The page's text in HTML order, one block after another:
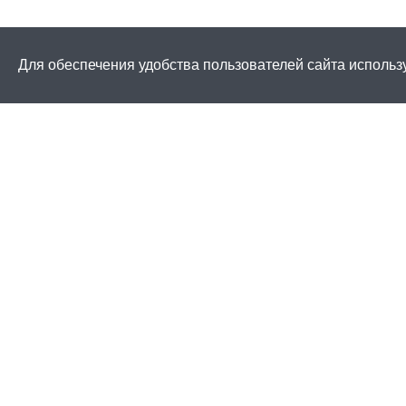
Для обеспечения удобства пользователей сайта